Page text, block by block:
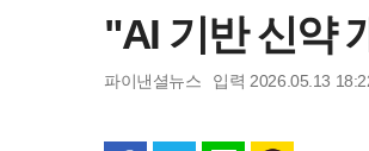
"AI 기반 신약
파이낸셜뉴스 입력 2026.05.13